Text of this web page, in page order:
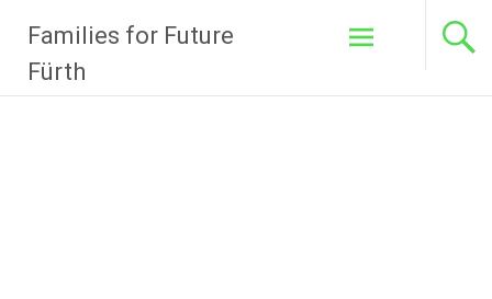
Inhalt
springen
Families for Future
Fürth